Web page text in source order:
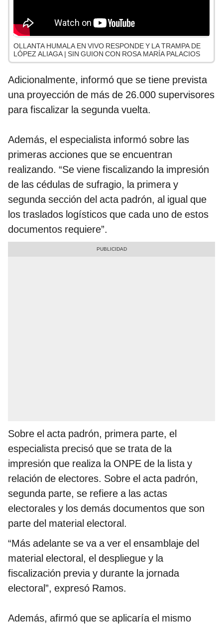
OLLANTA HUMALA EN VIVO RESPONDE Y LA TRAMPA DE
LÓPEZ ALIAGA | SIN GUION CON ROSA MARÍA PALACIOS
Adicionalmente, informó que se tiene prevista
una proyección de más de 26.000 supervisores
para fiscalizar la segunda vuelta.
Además, el especialista informó sobre las
primeras acciones que se encuentran
realizando. “Se viene fiscalizando la impresión
de las cédulas de sufragio, la primera y
segunda sección del acta padrón, al igual que
los traslados logísticos que cada uno de estos
documentos requiere”.
Sobre el acta padrón, primera parte, el
especialista precisó que se trata de la
impresión que realiza la ONPE de la lista y
relación de electores. Sobre el acta padrón,
segunda parte, se refiere a las actas
electorales y los demás documentos que son
parte del material electoral.
“Más adelante se va a ver el ensamblaje del
material electoral, el despliegue y la
fiscalización previa y durante la jornada
electoral”, expresó Ramos.
Además, afirmó que se aplicaría el mismo